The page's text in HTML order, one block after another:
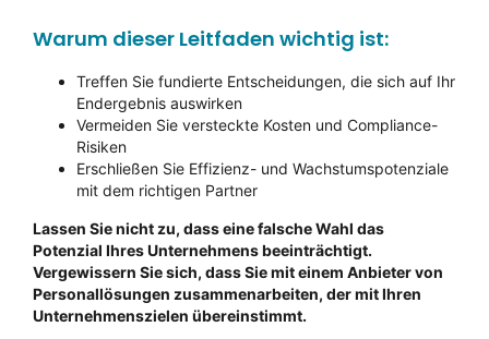
Warum dieser Leitfaden wichtig ist:
Treffen Sie fundierte Entscheidungen, die sich auf Ihr
Endergebnis auswirken
Vermeiden Sie versteckte Kosten und Compliance-
Risiken
Erschließen Sie Effizienz- und Wachstumspotenziale
mit dem richtigen Partner
Lassen Sie nicht zu, dass eine falsche Wahl das
Potenzial Ihres Unternehmens beeinträchtigt.
Vergewissern Sie sich, dass Sie mit einem Anbieter von
Personallösungen zusammenarbeiten, der mit Ihren
Unternehmenszielen übereinstimmt.